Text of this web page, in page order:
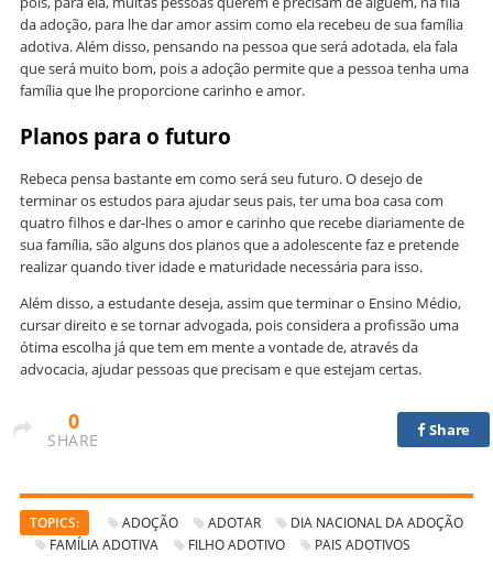
da adoção, para lhe dar amor assim como ela recebeu de sua família
adotiva. Além disso, pensando na pessoa que será adotada, ela fala
que será muito bom, pois a adoção permite que a pessoa tenha uma
família que lhe proporcione carinho e amor.
Planos para o futuro
Rebeca pensa bastante em como será seu futuro. O desejo de
terminar os estudos para ajudar seus pais, ter uma boa casa com
quatro filhos e dar-lhes o amor e carinho que recebe diariamente de
sua família, são alguns dos planos que a adolescente faz e pretende
realizar quando tiver idade e maturidade necessária para isso.
Além disso, a estudante deseja, assim que terminar o Ensino Médio,
cursar direito e se tornar advogada, pois considera a profissão uma
ótima escolha já que tem em mente a vontade de, através da
advocacia, ajudar pessoas que precisam e que estejam certas.
0
SHARE
Share
TOPICS: ADOÇÃO ADOTAR
DIA NACIONAL DA ADOÇÃO
FAMÍLIA ADOTIVA
FILHO ADOTIVO PAIS ADOTIVOS